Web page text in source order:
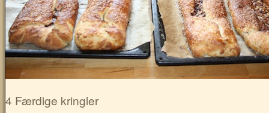
4 Færdige kringler